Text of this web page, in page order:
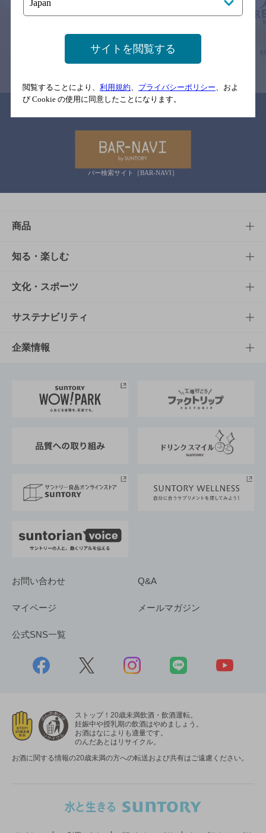
※それぞれのお店のメニューや営業時間などの掲載情報については、
予告なしに変更されることがありますので、
す。
バー検索サイト［BAR-NAVI］
商品
商品TOP
商品一覧
商品発売情報
栄養成分一覧
知る・楽しむ
知る・楽しむTOP
キャンペーン
工場見学
地域情報
文化・スポーツ
文化・スポーツTOP
サントリーホール
サントリーサンバーズ大阪
サステナビリティ
サステナビリティTOP
サントリーが考えるサステナビリティ経営
企業情報
企業概要
採用情報
お問い合わせ Q&A
マイページ メールマガジン
公式SNS一覧
ストップ！20歳未満飲酒・飲酒運転。
妊娠中や授乳期の飲酒はやめましょう。
お酒はなによりも適量です。
のんだあとはリサイクル。
お酒に関する情報の20歳未満の方への転送および共有はご遠慮ください。
サイトを閲覧する
閲覧することにより、 利用規約 プライバシーポリシー 、およ
び Cookie の使用に同意したことになります。